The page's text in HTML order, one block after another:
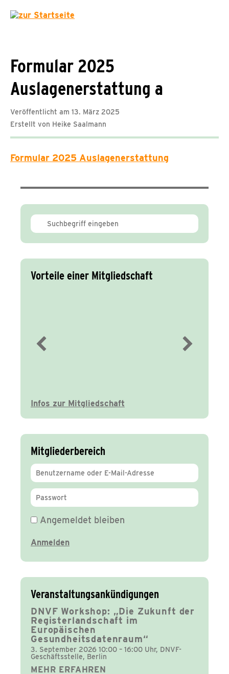
Formular 2025
Auslagenerstattung a
Veröffentlicht am 13. März 2025
Erstellt von Heike Saalmann
Formular 2025 Auslagenerstattung
Vorteile einer Mitgliedschaft
Infos zur Mitgliedschaft
Mitgliederbereich
Angemeldet bleiben
Veranstaltungsankündigungen
DNVF Workshop: „Die Zukunft der
Registerlandschaft im
Europäischen
Gesundheitsdatenraum“
3. September 2026 10:00 – 16:00 Uhr, DNVF-
Geschäftsstelle, Berlin
MEHR ERFAHREN